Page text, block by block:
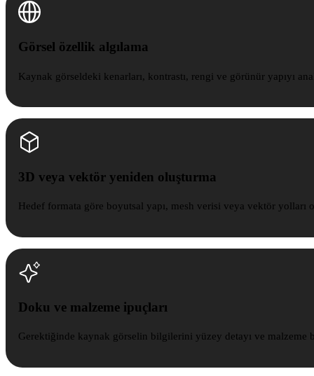
Görsel özellik algılama
Kaynak görseldeki kenarları, kontrastı, rengi ve görünür yapıyı
3D veya vektör yeniden oluşturma
Hedef formata göre boyutsal yapı, mesh verisi veya vektör yolları
Doku ve malzeme ipuçları
Gerektiğinde kaynak görselin bilgilerini yüzey detayı ve malzeme